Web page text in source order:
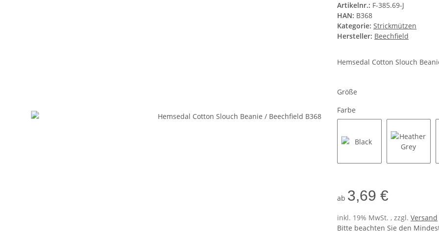
Artikelnr.: F-385.69-J
HAN: B368
Kategorie: Strickmützen
Hersteller: Beechfield
Hemsedal Cotton Slouch
Größe
Farbe
ab 3,69 €
inkl. 19% MwSt. , zzgl. Versand
Bitte beachten Sie den